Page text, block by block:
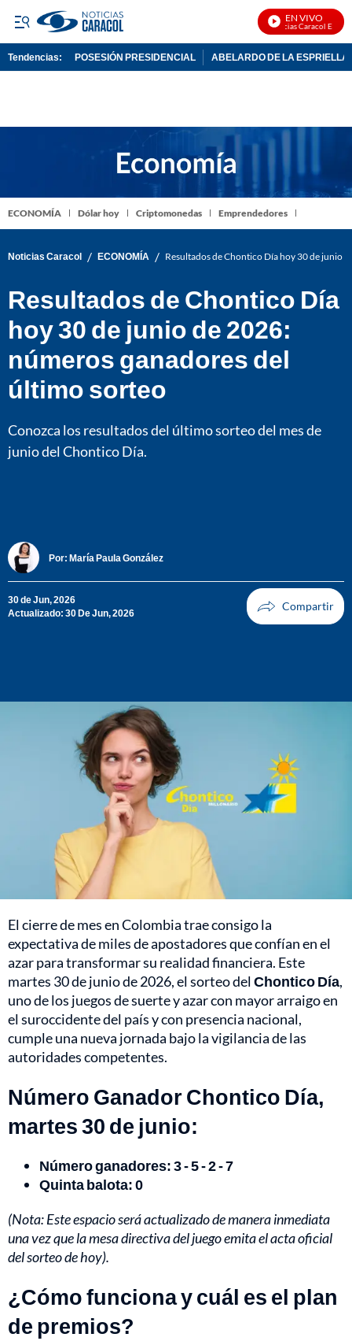
EN VIVO
Noticias Caracol En Vivo
Tendencias: POSESIÓN PRESIDENCIAL ABELARDO DE LA ESPRIELLA
ECONOMÍA Dólar hoy Criptomonedas Emprendedores
Noticias Caracol / ECONOMÍA / Resultados de Chontico Día hoy 30 de junio
Resultados de Chontico Día
hoy 30 de junio de 2026:
números ganadores del
último sorteo
Conozca los resultados del último sorteo del mes de
junio del Chontico Día.
Por: María Paula González
30 de Jun, 2026
Actualizado: 30 De Jun, 2026
El cierre de mes en Colombia trae consigo la
expectativa de miles de apostadores que confían en el
azar para transformar su realidad financiera. Este
martes 30 de junio de 2026, el sorteo delChontico Día,
uno de los juegos de suerte y azar con mayor arraigo en
el suroccidente del país y con presencia nacional,
cumple una nueva jornada bajo la vigilancia de las
autoridades competentes.
Número Ganador Chontico Día,
martes 30 de junio:
Número ganadores: 3 - 5 - 2 - 7
Quinta balota: 0
(Nota: Este espacio será actualizado de manera inmediata
una vez que la mesa directiva del juego emita el acta oficial
del sorteo de hoy).
¿Cómo funciona y cuál es el plan
de premios?